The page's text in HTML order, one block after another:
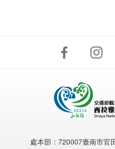
處本部： 720007臺南市官